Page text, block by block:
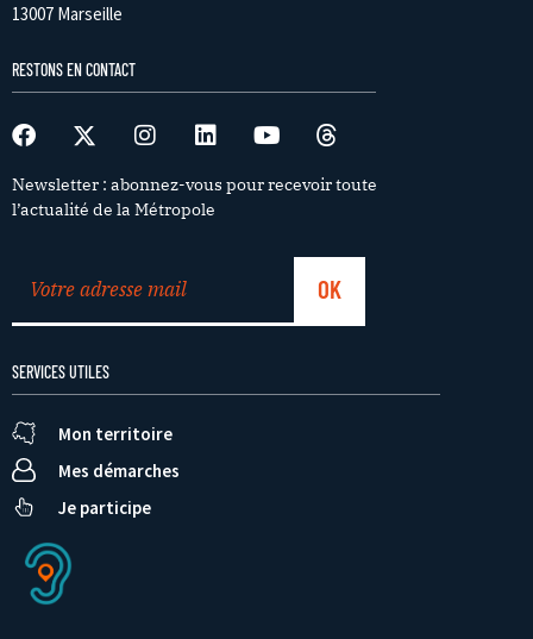
13007 Marseille
RESTONS EN CONTACT
Newsletter : abonnez-vous pour recevoir toute
l’actualité de la Métropole
SERVICES UTILES
Mon territoire
Mes démarches
Je participe